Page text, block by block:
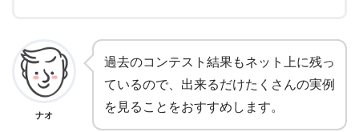
ナオ
過去のコンテスト結果もネット上に残っ
ているので、出来るだけたくさんの実例
を見ることをおすすめします。